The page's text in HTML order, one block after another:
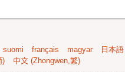
suomi français magyar 日本
) 中文 (Zhongwen,繁)